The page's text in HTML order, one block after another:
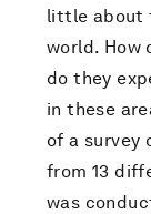
little about
world. How
do they
in these
of a survey
from 13
was